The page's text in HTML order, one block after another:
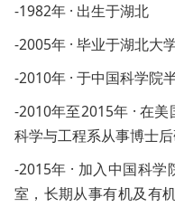
-1982年 · 出生于湖北
-2005年 · 毕业于湖北大
-2010年 · 于中国科学院
-2010年至2015年 · 在
科学与工程系从事博士
-2015年 · 加入中国科
室，长期从事有机及有